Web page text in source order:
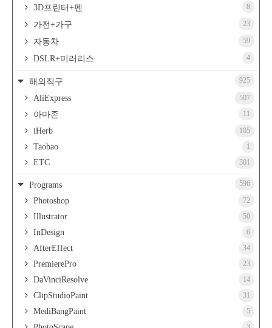
3D프린터+펜 8
가전+가구 23
자동차 59
DSLR+미러리스 4
해외직구 925
AliExpress 507
아마존 11
iHerb 105
Taobao 1
ETC 301
Programs 596
Photoshop 72
Illustrator 50
InDesign 6
AfterEffect 34
PremierePro 23
DaVinciResolve 14
ClipStudioPaint 31
MediBangPaint 5